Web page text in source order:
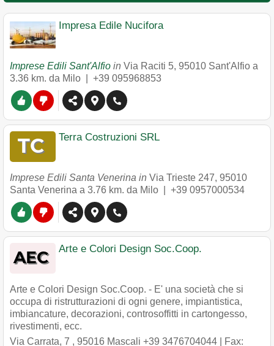
Impresa Edile Nucifora
Imprese Edili Sant'Alfio in Via Raciti 5, 95010 Sant'Alfio a
3.36 km. da Milo | +39 095968853
Terra Costruzioni SRL
Imprese Edili Santa Venerina in Via Trieste 247, 95010
Santa Venerina a 3.76 km. da Milo | +39 0957000534
Arte e Colori Design Soc.Coop.
Arte e Colori Design Soc.Coop. - E' una società che si
occupa di ristrutturazioni di ogni genere, impiantistica,
imbiancature, decorazioni, controsoffitti in cartongesso,
rivestimenti, ecc.
Via Carrata, 7 , 95016 Mascali +39 3476704044 | Fax: